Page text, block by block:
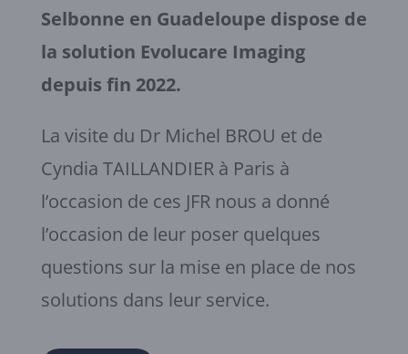
Selbonne en Guadeloupe dispose de
la solution Evolucare Imaging
depuis fin 2022.
La visite du Dr Michel BROU et de
Cyndia TAILLANDIER à Paris à
l’occasion de ces JFR nous a donné
l’occasion de leur poser quelques
questions sur la mise en place de nos
solutions dans leur service.